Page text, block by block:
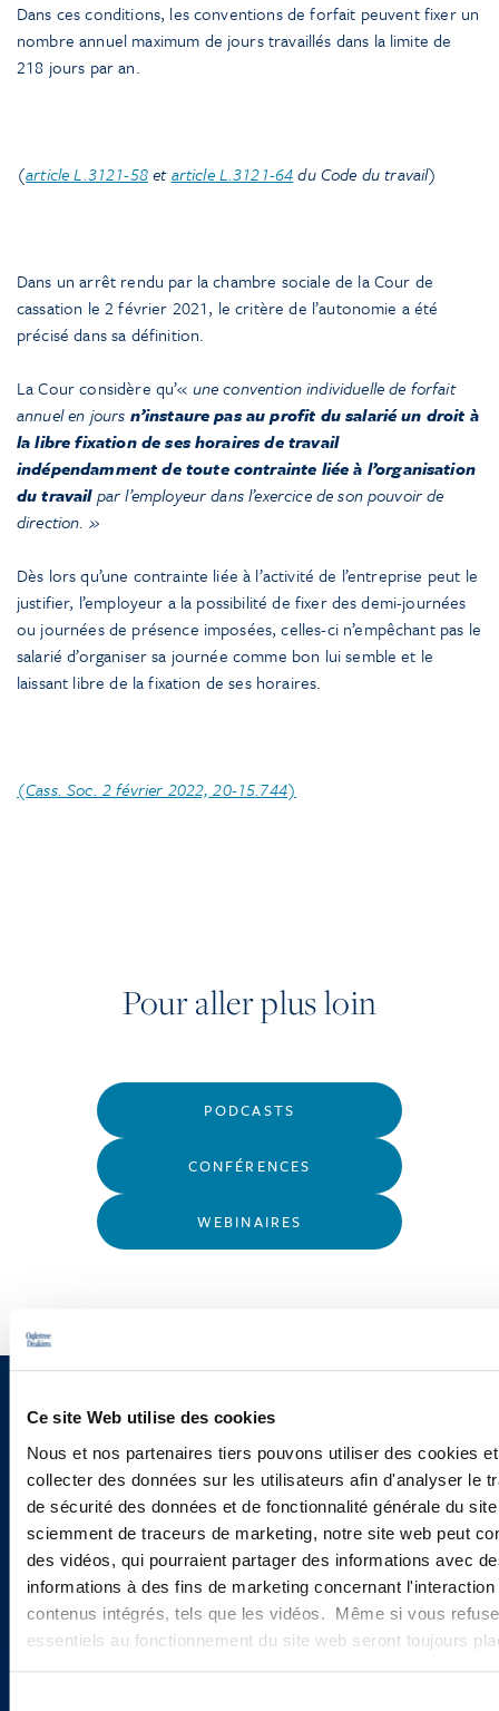
Ce site Web utilise des cookies
Nous et nos partenaires tiers pouvons utiliser des cookies
collecter des données sur les utilisateurs afin d'analyser le
de sécurité des données et de fonctionnalité générale du
sciemment de traceurs de marketing, notre site web peut
des vidéos, qui pourraient partager des informations avec
informations à des fins de marketing concernant
contenus intégrés, tels que les vidéos. Même si vous
essentiels au fonctionnement du site web seront toujours
Dans ces conditions, les conventions de forfait peuvent fixer un
nombre annuel maximum de jours travaillés dans la limite de
218 jours par an.
(article L.3121-58etarticle L.3121-64du Code du travail)
Dans un arrêt rendu par la chambre sociale de la Cour de
cassation le 2 février 2021, le critère de l’autonomie a été
précisé dans sa définition.
La Cour considère qu’« une convention individuelle de forfait
annuel en jours n’instaure pas au profit du salarié un droit à
la libre fixation de ses horaires de travail
indépendamment de toute contrainte liée à l’organisation
du travailpar l’employeur dans l’exercice de son pouvoir de
direction. »
Dès lors qu’une contrainte liée à l’activité de l’entreprise peut le
justifier, l’employeur a la possibilité de fixer des demi-journées
ou journées de présence imposées, celles-ci n’empêchant pas le
salarié d’organiser sa journée comme bon lui semble et le
laissant libre de la fixation de ses horaires.
(Cass. Soc. 2 février 2022, 20-15.744)
Pour aller plus loin
PODCASTS
CONFÉRENCES
WEBINAIRES
Vous souhaitez recevoir nos
newsletters, informations et
actualités ?
INSCRIVEZ-VOUS ICI